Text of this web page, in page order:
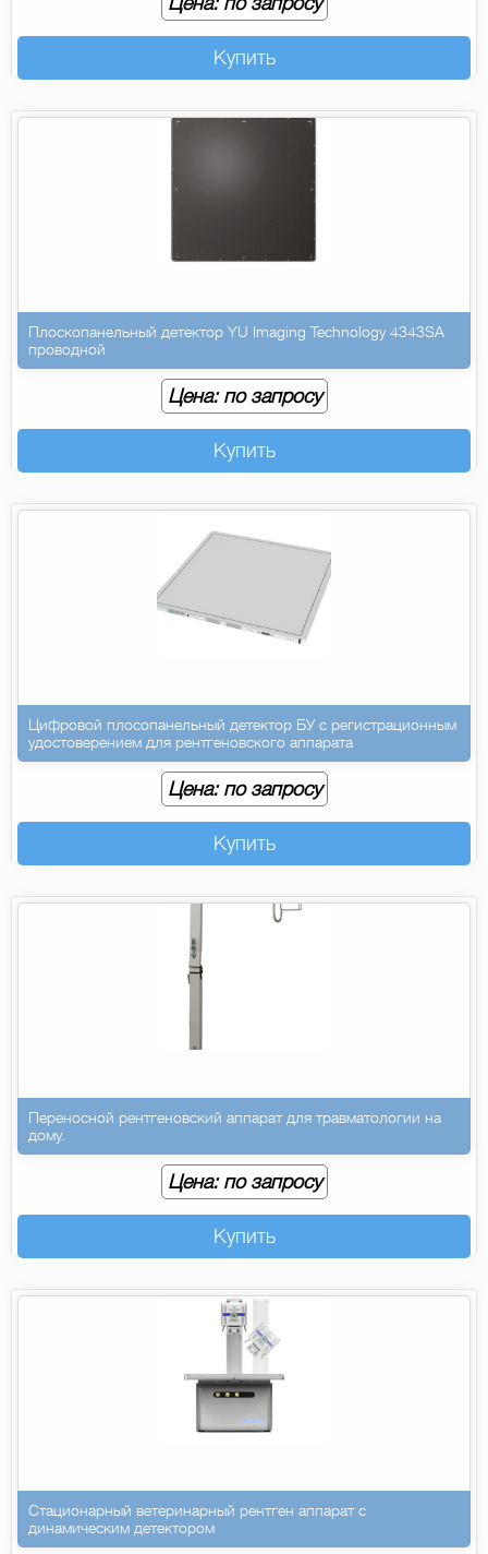
Купить
Плоскопанельный детектор YU Imaging Technology 4343SA
проводной
Цена: по запросу
Купить
Цифровой плосопанельный детектор БУ с регистрационным
удостоверением для рентгеновского аппарата
Цена: по запросу
Купить
Переносной рентгеновский аппарат для травматологии на
дому.
Цена: по запросу
Купить
Стационарный ветеринарный рентген аппарат с
динамическим детектором